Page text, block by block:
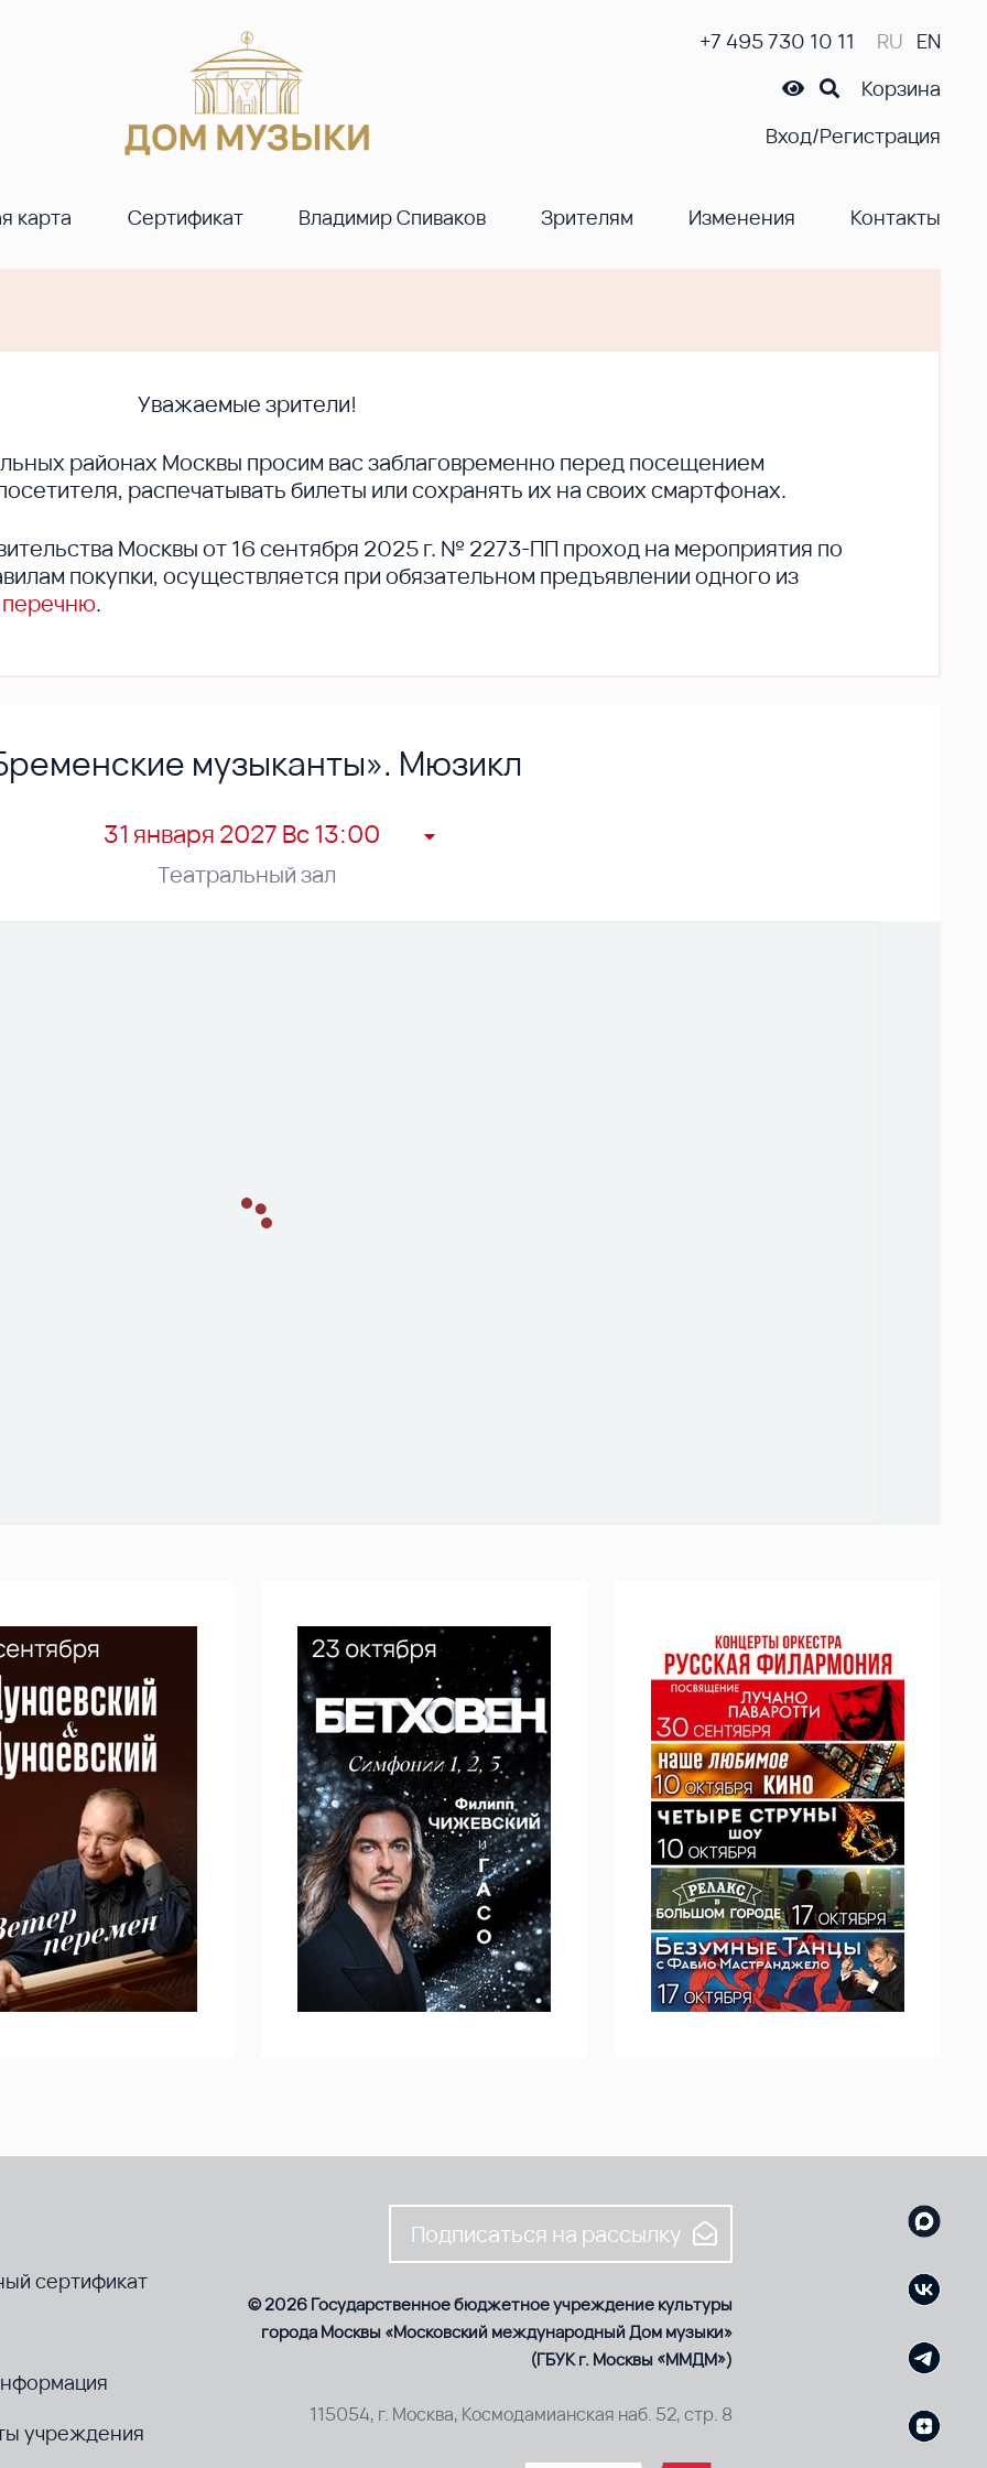
+7 495 730 10 11 RU EN
Корзина
Вход/Регистрация
карта Сертификат Владимир Спиваков Зрителям Изменения Контакты
Уважаемые зрители!
районах Москвы просим вас заблаговременно перед посещением
распечатывать билеты или сохранять их на своих смартфонах.
Москвы от 16 сентября 2025 г. № 2273-ПП проход на мероприятия по
покупки, осуществляется при обязательном предъявлении одного из
.
музыканты». Мюзикл
31 января 2027 Вс 13:00
Театральный зал
сертификат
учреждения
Подписаться на рассылку
© 2026 Государственное бюджетное учреждение культуры
города Москвы «Московский международный Дом музыки»
(ГБУК г. Москвы «ММДМ»)
115054, г. Москва, Космодамианская наб. 52, стр. 8